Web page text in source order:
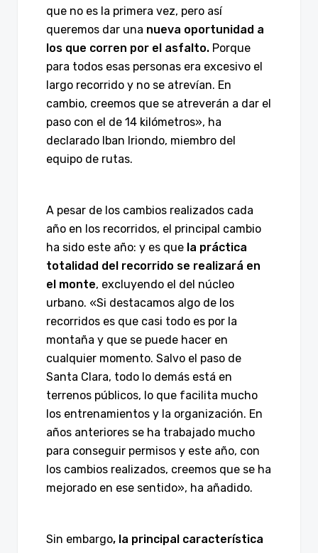
que no es la primera vez, pero así
queremos dar una nueva oportunidad a
los que corren por el asfalto. Porque
para todos esas personas era excesivo el
largo recorrido y no se atrevían. En
cambio, creemos que se atreverán a dar el
paso con el de 14 kilómetros», ha
declarado Iban Iriondo, miembro del
equipo de rutas.
A pesar de los cambios realizados cada
año en los recorridos, el principal cambio
ha sido este año: y es que la práctica
totalidad del recorrido se realizará en
el monte, excluyendo el del núcleo
urbano. «Si destacamos algo de los
recorridos es que casi todo es por la
montaña y que se puede hacer en
cualquier momento. Salvo el paso de
Santa Clara, todo lo demás está en
terrenos públicos, lo que facilita mucho
los entrenamientos y la organización. En
años anteriores se ha trabajado mucho
para conseguir permisos y este año, con
los cambios realizados, creemos que se ha
mejorado en ese sentido», ha añadido.
Sin embargo, la principal característica